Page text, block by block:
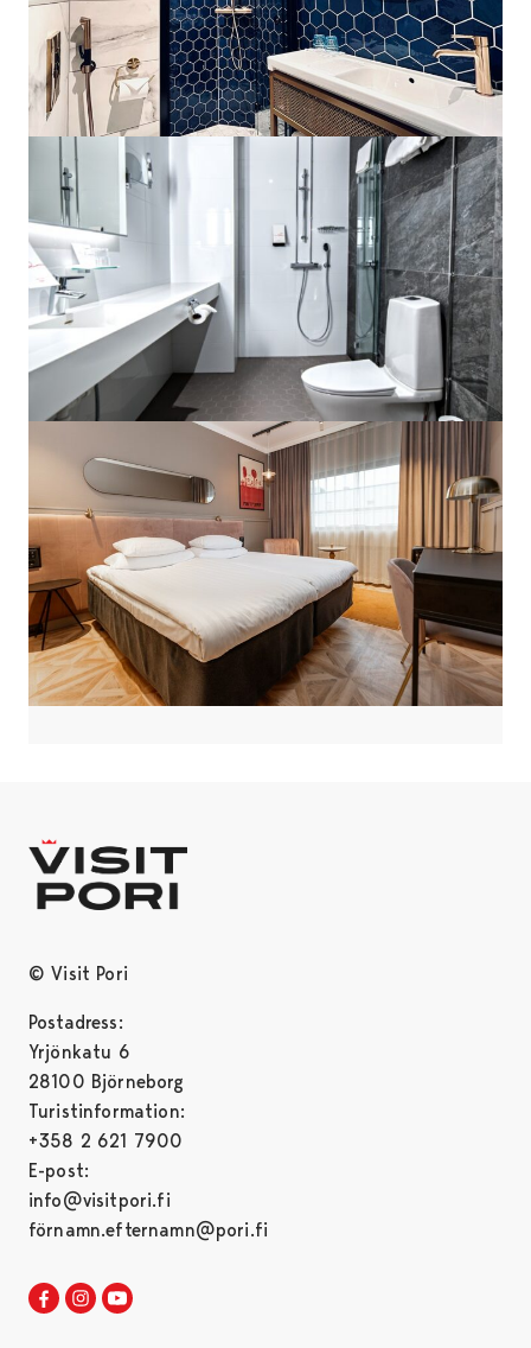
© Visit Pori
Postadress:
Yrjönkatu 6
28100 Björneborg
Turistinformation:
+358 2 621 7900
E-post:
info@visitpori.fi
förnamn.efternamn@pori.fi
Visit Pori in Facebook
Opens in a new tab
Visit Pori in Instagram
Opens in a new tab